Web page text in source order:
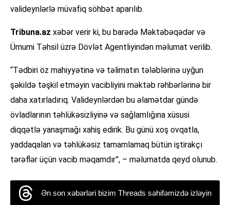
valideynlərlə müvafiq söhbət aparılıb.
Tribuna.az xəbər verir ki, bu barədə Məktəbəqədər və
Ümumi Təhsil üzrə Dövlət Agentliyindən məlumat verilib.
“Tədbiri öz mahiyyətinə və təlimatın tələblərinə uyğun
şəkildə təşkil etməyin vacibliyini məktəb rəhbərlərinə bir
daha xatırladırıq. Valideynlərdən bu əlamətdar gündə
övladlarının təhlükəsizliyinə və sağlamlığına xüsusi
diqqətlə yanaşmağı xahiş edirik. Bu günü xoş ovqatla,
yaddaqalan və təhlükəsiz tamamlamaq bütün iştirakçı
tərəflər üçün vacib məqamdır”, – məlumatda qeyd olunub.
Ən son xəbərləri bizim Threads səhifəmizdə izləyin